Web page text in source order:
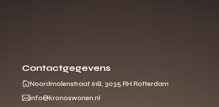
Contactgegevens
Noordmolenstraat 61B, 3035 RH Rotterdam
info@kronoswonen.nl